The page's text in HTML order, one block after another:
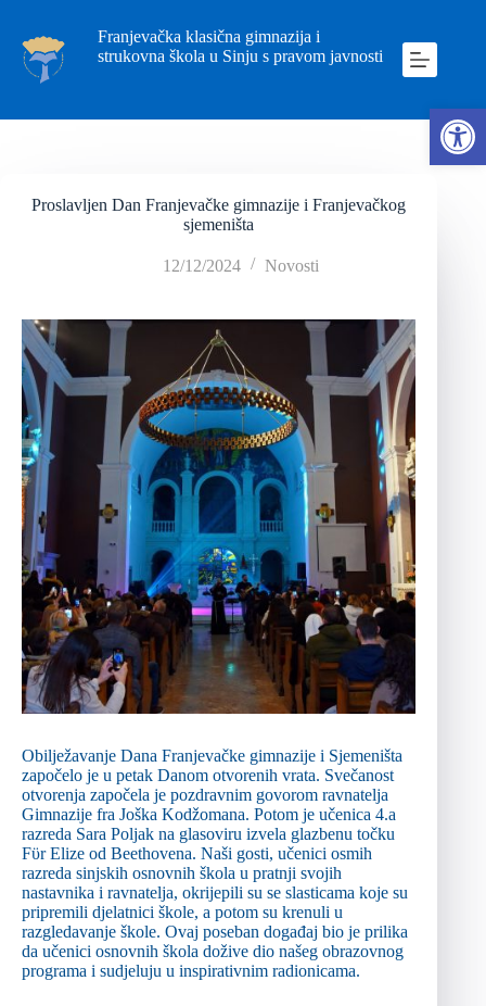
Franjevačka klasična gimnazija i
strukovna škola u Sinju s pravom javnosti
Proslavljen Dan Franjevačke gimnazije i Franjevačkog
sjemeništa
12/12/2024 Novosti
Obilježavanje Dana Franjevačke gimnazije i Sjemeništa
započelo je u petak Danom otvorenih vrata. Svečanost
otvorenja započela je pozdravnim govorom ravnatelja
Gimnazije fra Joška Kodžomana. Potom je učenica 4.a
razreda Sara Poljak na glasoviru izvela glazbenu točku
Fϋr Elize od Beethovena. Naši gosti, učenici osmih
razreda sinjskih osnovnih škola u pratnji svojih
nastavnika i ravnatelja, okrijepili su se slasticama koje su
pripremili djelatnici škole, a potom su krenuli u
razgledavanje škole. Ovaj poseban događaj bio je prilika
da učenici osnovnih škola dožive dio našeg obrazovnog
programa i sudjeluju u inspirativnim radionicama.